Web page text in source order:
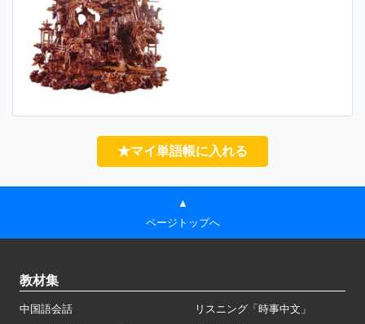
★マイ単語帳に入れる
▲
ページトップへ
教材集
中国語会話
リスニング「時事中文」